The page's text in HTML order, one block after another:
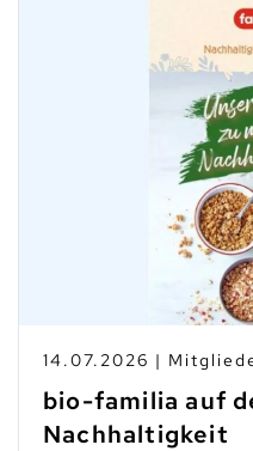
14.07.2026 |
bio-familia auf
Nachhaltigkeit